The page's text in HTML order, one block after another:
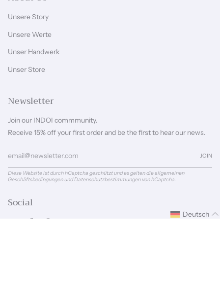
Unsere Story
Unsere Werte
Unser Handwerk
Unser Store
Newsletter
Join our INDOI commmunity.
Receive 15% off your first order and be the first to hear our news.
JOIN
Diese Website ist durch hCaptcha geschützt und es gelten dieallgemeinen
GeschäftsbedingungenundDatenschutzbestimmungen von hCaptcha.
Social
InstagramFacebook
Deutsch